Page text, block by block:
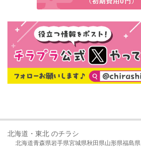
北海道・東北 のチラシ
北海道青森県岩手県宮城県秋田県山形県福島県